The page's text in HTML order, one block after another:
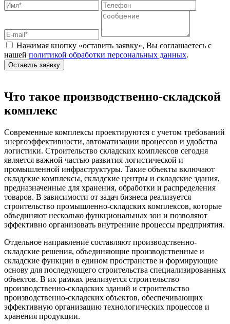
Нажимая кнопку «оставить заявку», Вы соглашаетесь с
нашей политикой обработки персональных данных.
Оставить заявку
Что такое производственно-складской
комплекс
Современные комплексы проектируются с учетом требований
энергоэффективности, автоматизации процессов и удобства
логистики. Строительство складских комплексов сегодня
является важной частью развития логистической и
промышленной инфраструктуры. Такие объекты включают
складские комплексы, складские центры и складские здания,
предназначенные для хранения, обработки и распределения
товаров. В зависимости от задач бизнеса реализуется
строительство промышленно-складских комплексов, которые
объединяют несколько функциональных зон и позволяют
эффективно организовать внутренние процессы предприятия.
Отдельное направление составляют производственно-
складские решения, объединяющие производственные и
складские функции в едином пространстве и формирующие
основу для последующего строительства специализированных
объектов. В их рамках реализуется строительство
производственно-складских зданий и строительство
производственно-складских объектов, обеспечивающих
эффективную организацию технологических процессов и
хранения продукции.